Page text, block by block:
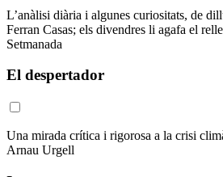
L’anàlisi diària i algunes curiositats, de
Ferran Casas; els divendres li agafa el
Setmanada
El despertador
Una mirada crítica i rigorosa a la crisi
Arnau Urgell